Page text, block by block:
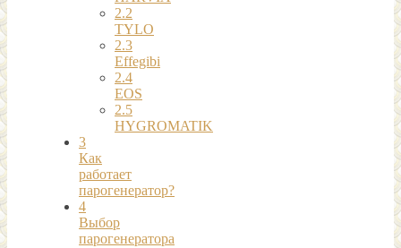
2.2
TYLO
2.3
Effegibi
2.4
EOS
2.5
HYGROMATIK
3
Как
работает
парогенератор?
4
Выбор
парогенератора